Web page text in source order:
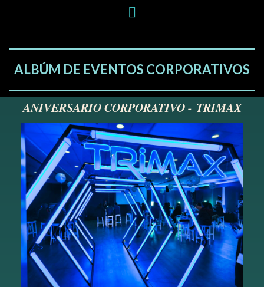
ALBÚM DE EVENTOS CORPORATIVOS
ANIVERSARIO CORPORATIVO - TRIMAX